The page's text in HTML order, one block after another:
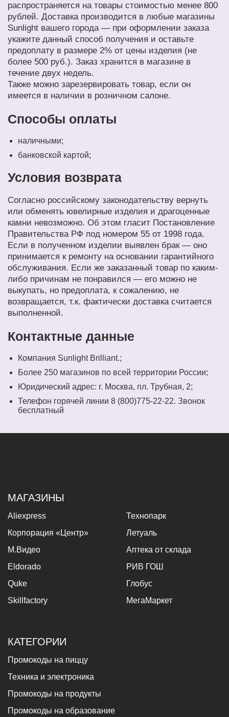
распространяется на товары стоимостью менее 800
рублей. Доставка производится в любые магазины
Sunlight вашего города — при оформлении заказа
укажите данный способ получения и оставьте
предоплату в размере 2% от цены изделия (не
более 500 руб.). Заказ хранится в магазине в
течение двух недель.
Также можно зарезервировать товар, если он
имеется в наличии в розничном салоне.
Способы оплаты
наличными;
банковской картой;
Условия возврата
Согласно российскому законодательству вернуть
или обменять ювелирные изделия и драгоценные
камни невозможно. Об этом гласит Постановление
Правительства РФ под номером 55 от 1998 года.
Если в полученном изделии выявлен брак — оно
принимается к ремонту на основании гарантийного
обслуживания. Если же заказанный товар по каким-
либо причинам не понравился — его можно не
выкупать, но предоплата, к сожалению, не
возвращается, т.к. фактически доставка считается
выполненной.
Контактные данные
Компания Sunlight Brilliant.;
Более 250 магазинов по всей территории России;
Юридический адрес: г. Москва, пл. Трубная, 2;
Телефон горячей линии 8 (800)775-22-22. Звонок
бесплатный
МАГАЗИНЫ
Aliexpress
Технопарк
Корпорация «Центр»
Летуаль
М.Видео
Аптека от склада
Eldorado
РИВ ГОШ
Quke
Глобус
Skillfactory
МегаМаркет
КАТЕГОРИИ
Промокоды на пиццу
Техника и электроника
Промокоды на продукты
Промокоды на образование